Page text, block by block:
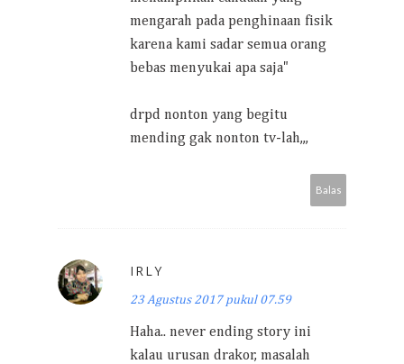
mengarah pada penghinaan fisik
karena kami sadar semua orang
bebas menyukai apa saja"
drpd nonton yang begitu
mending gak nonton tv-lah,,,
Balas
IRLY
23 Agustus 2017 pukul 07.59
Haha.. never ending story ini
kalau urusan drakor, masalah